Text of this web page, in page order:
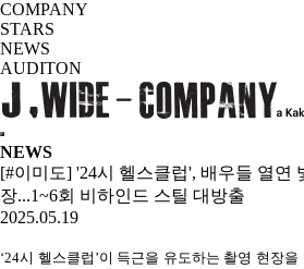
COMPANY
STARS
NEWS
AUDITON
NEWS
[#이미도] '24시 헬스클럽', 배우들 열연
장...1~6회 비하인드 스틸 대방출
2025.05.19
‘24시 헬스클럽’이 득근을 유도하는 촬영 현장